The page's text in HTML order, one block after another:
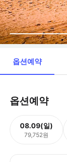
옵션예약
옵션예약
08.09(일)
79,752원